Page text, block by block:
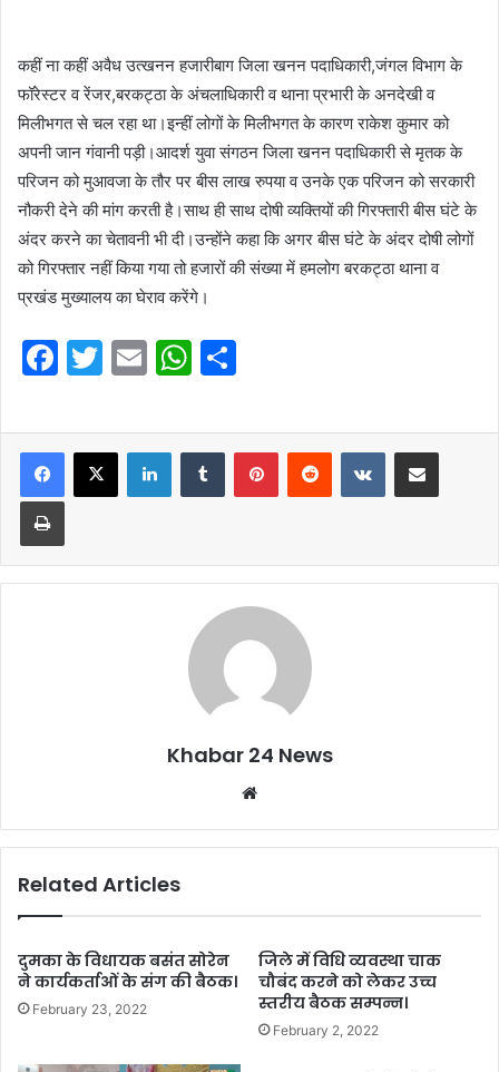
कहीं ना कहीं अवैध उत्खनन हजारीबाग जिला खनन पदाधिकारी,जंगल विभाग के
फॉरेस्टर व रेंजर,बरकट्ठा के अंचलाधिकारी व थाना प्रभारी के अनदेखी व
मिलीभगत से चल रहा था।इन्हीं लोगों के मिलीभगत के कारण राकेश कुमार को
अपनी जान गंवानी पड़ी।आदर्श युवा संगठन जिला खनन पदाधिकारी से मृतक के
परिजन को मुआवजा के तौर पर बीस लाख रुपया व उनके एक परिजन को सरकारी
नौकरी देने की मांग करती है।साथ ही साथ दोषी व्यक्तियों की गिरफ्तारी बीस घंटे के
अंदर करने का चेतावनी भी दी।उन्होंने कहा कि अगर बीस घंटे के अंदर दोषी लोगों
को गिरफ्तार नहीं किया गया तो हजारों की संख्या में हमलोग बरकट्ठा थाना व
प्रखंड मुख्यालय का घेराव करेंगे।
F
c
e
b
o
o
T
itt
er
E
ai
l
W
at
s
A
p
ar
e
LinkedInTumblr PinterestReddit VKontakteShare via Email
Print
Khabar 24 News
Related Articles
दुमका के विधायक बसंत सोरेन
ने कार्यकर्ताओं के संग की बैठक।
February 23, 2022
जिले में विधि व्यवस्था चाक
चौबंद करने को लेकर उच्च
स्तरीय बैठक सम्पन्न।
February 2, 2022